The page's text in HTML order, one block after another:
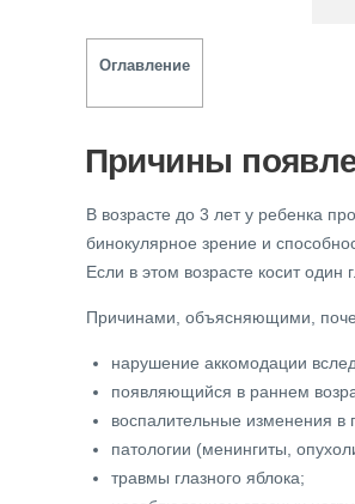
Оглавление
Причины
В возрасте до 3 лет у ребенка
бинокулярное зрение и
Если в этом возрасте косит один
Причинами, объясняющими,
нарушение аккомодации
появляющийся в раннем
воспалительные изменения в
патологии (менингиты,
травмы глазного яблока;